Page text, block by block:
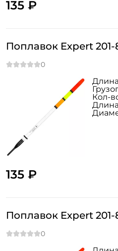
135 ₽
Поплавок Expert 201-
135 ₽
Кол-
Поплавок Expert 201-